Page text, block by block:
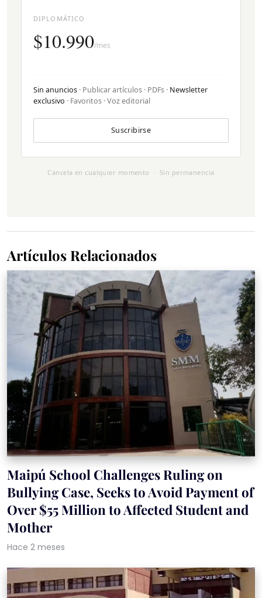
DIPLOMÁTICO
$10.990/mes
Sin anuncios · Publicar artículos · PDFs · Newsletter
exclusivo · Favoritos · Voz editorial
Suscribirse
Cancela en cualquier momento · Sin permanencia
Artículos Relacionados
Maipú School Challenges Ruling on
Bullying Case, Seeks to Avoid Payment of
Over $55 Million to Affected Student and
Mother
Hace 2 meses